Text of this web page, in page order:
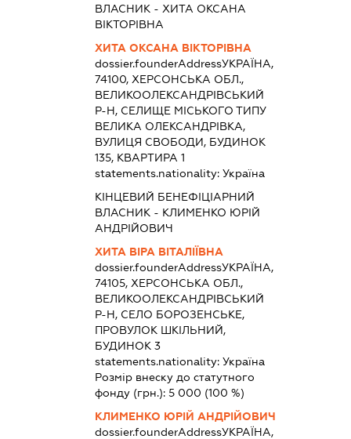
ВЛАСНИК - ХИТА ОКСАНА
ВІКТОРІВНА
ХИТА ОКСАНА ВІКТОРІВНА
dossier.founderAddressУКРАЇНА,
74100, ХЕРСОНСЬКА ОБЛ.,
ВЕЛИКООЛЕКСАНДРІВСЬКИЙ
Р-Н, СЕЛИЩЕ МІСЬКОГО ТИПУ
ВЕЛИКА ОЛЕКСАНДРІВКА,
ВУЛИЦЯ СВОБОДИ, БУДИНОК
135, КВАРТИРА 1
statements.nationality: Україна
КІНЦЕВИЙ БЕНЕФІЦІАРНИЙ
ВЛАСНИК - КЛИМЕНКО ЮРІЙ
АНДРІЙОВИЧ
ХИТА ВІРА ВІТАЛІЇВНА
dossier.founderAddressУКРАЇНА,
74105, ХЕРСОНСЬКА ОБЛ.,
ВЕЛИКООЛЕКСАНДРІВСЬКИЙ
Р-Н, СЕЛО БОРОЗЕНСЬКЕ,
ПРОВУЛОК ШКІЛЬНИЙ,
БУДИНОК 3
statements.nationality: Україна
Розмір внеску до статутного
фонду (грн.): 5 000 (100 %)
КЛИМЕНКО ЮРІЙ АНДРІЙОВИЧ
dossier.founderAddressУКРАЇНА,